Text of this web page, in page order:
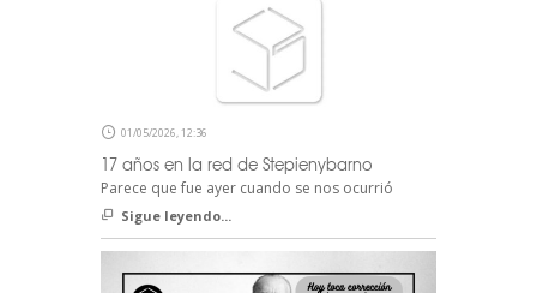
01/05/2026, 12:36
17 años en la red de Stepienybarno
Parece que fue ayer cuando se nos ocurrió
Sigue leyendo...